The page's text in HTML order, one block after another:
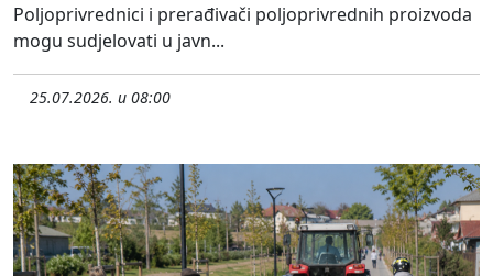
Poljoprivrednici i prerađivači poljoprivrednih proizvoda
mogu sudjelovati u javn...
25.07.2026. u 08:00